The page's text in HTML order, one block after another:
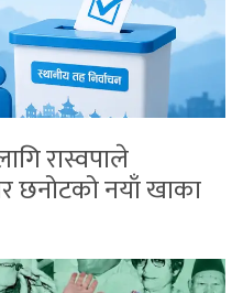
रास्वपाले
छनोटको नयाँ खाका